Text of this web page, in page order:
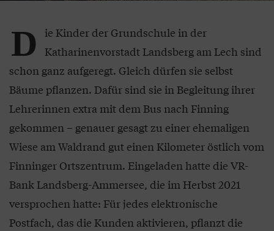
D ie Kinder der Grundschule in der
Katharinenvorstadt Landsberg am Lech sind
schon ganz aufgeregt. Gleich dürfen sie selbst
Bäume pflanzen. Dafür sind sie in Begleitung ihrer
Lehrerinnen extra mit dem Bus nach Finning
gekommen – genauer gesagt zu einer ehemaligen
Wiese am Waldrand gut einen Kilometer östlich vom
Finninger Ortszentrum. Eingeladen hatte die VR-
Bank Landsberg-Ammersee, die im Herbst 2021
versprochen hatte: Für jedes elektronische
Postfach, das die Kunden aktivieren, pflanzt die